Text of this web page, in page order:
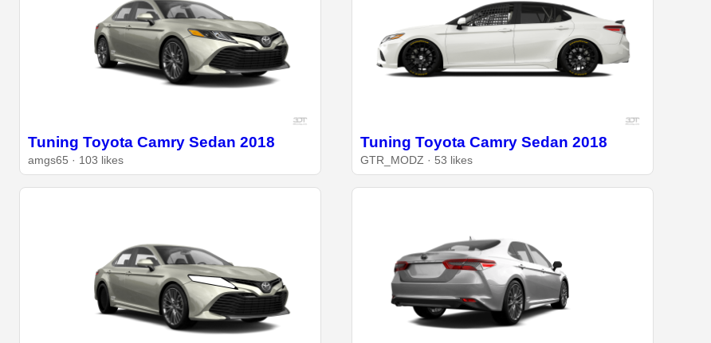
Tuning Toyota Camry Sedan 2018
amgs65 · 103 likes
Tuning Toyota Camry Sedan 2018
GTR_MODZ · 53 likes